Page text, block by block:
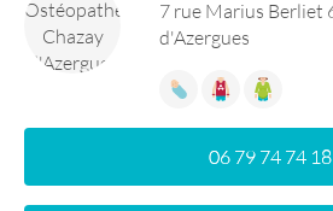
7 rue Marius Berliet
d'Azergues
06 79 74 74 18